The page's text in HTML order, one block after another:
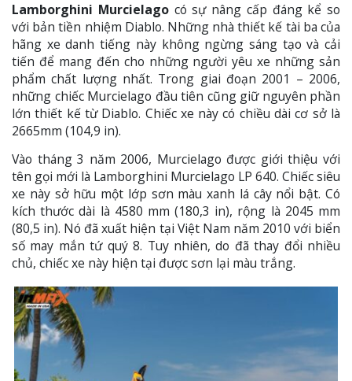
Lamborghini Murcielagocó sự nâng cấp đáng kể so
với bản tiền nhiệm Diablo. Những nhà thiết kế tài ba của
hãng xe danh tiếng này không ngừng sáng tạo và cải
tiến để mang đến cho những người yêu xe những sản
phẩm chất lượng nhất. Trong giai đoạn 2001 – 2006,
những chiếc Murcielago đầu tiên cũng giữ nguyên phần
lớn thiết kế từ Diablo. Chiếc xe này có chiều dài cơ sở là
2665mm (104,9 in).
Vào tháng 3 năm 2006, Murcielago được giới thiệu với
tên gọi mới là Lamborghini Murcielago LP 640. Chiếc siêu
xe này sở hữu một lớp sơn màu xanh lá cây nổi bật. Có
kích thước dài là 4580 mm (180,3 in), rộng là 2045 mm
(80,5 in). Nó đã xuất hiện tại Việt Nam năm 2010 với biển
số may mắn tứ quý 8. Tuy nhiên, do đã thay đổi nhiều
chủ, chiếc xe này hiện tại được sơn lại màu trắng.